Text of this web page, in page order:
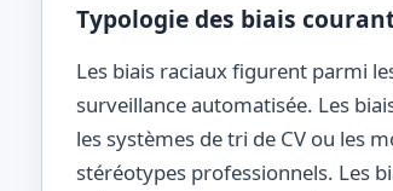
Typologie des biais
Les biais raciaux figurent parmi
surveillance automatisée. Les
les systèmes de tri de CV ou les
stéréotypes professionnels. Les